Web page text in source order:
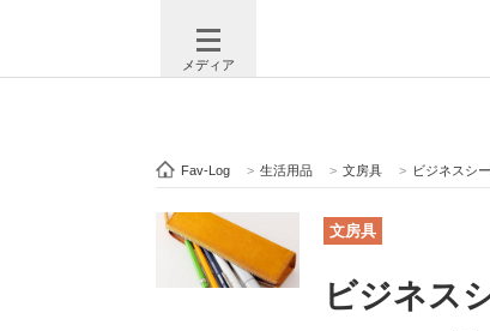
メディア
注目記事を集めた総合ページ
ビジネスと働き方のヒント
Fav-Log > 生活用品 > 文房具 > ビジネスシ
文房具
ビジネス